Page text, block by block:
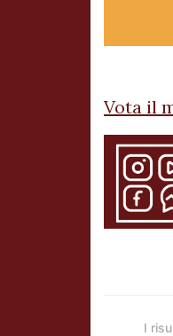
Vota il
I